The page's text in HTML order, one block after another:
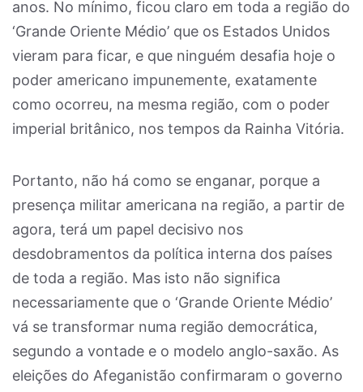
anos. No mínimo, ficou claro em toda a região do
‘Grande Oriente Médio’ que os Estados Unidos
vieram para ficar, e que ninguém desafia hoje o
poder americano impunemente, exatamente
como ocorreu, na mesma região, com o poder
imperial britânico, nos tempos da Rainha Vitória.
Portanto, não há como se enganar, porque a
presença militar americana na região, a partir de
agora, terá um papel decisivo nos
desdobramentos da política interna dos países
de toda a região. Mas isto não significa
necessariamente que o ‘Grande Oriente Médio’
vá se transformar numa região democrática,
segundo a vontade e o modelo anglo-saxão. As
eleições do Afeganistão confirmaram o governo